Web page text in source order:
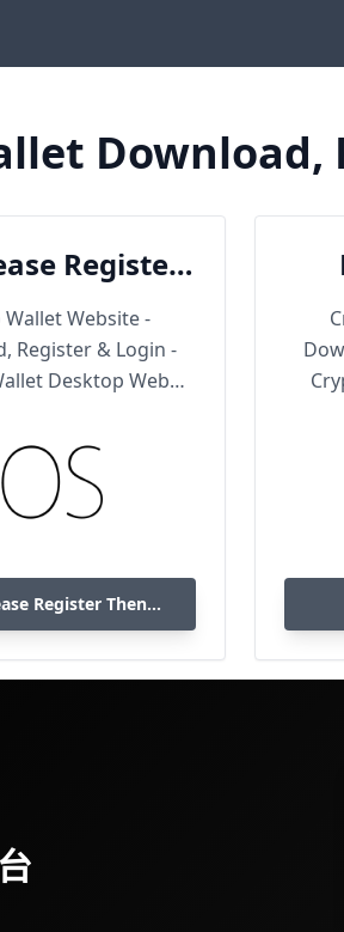
Download,
Register
Download
Website -
Register & Login -
Desktop Web
Register Then
Download